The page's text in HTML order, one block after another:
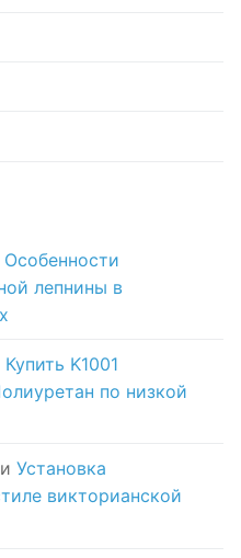
Особенности
лепнины в
Купить K1001
по низкой
Установка
викторианской